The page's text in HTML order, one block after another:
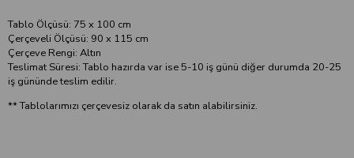
Tablo Ölçüsü: 75 x 100 cm
Çerçeveli Ölçüsü: 90 x 115 cm
Çerçeve Rengi: Altın
Teslimat Süresi: Tablo hazırda var ise 5-10 iş günü diğer durumda 20-25
iş gününde teslim edilir.
** Tablolarımızı çerçevesiz olarak da satın alabilirsiniz.